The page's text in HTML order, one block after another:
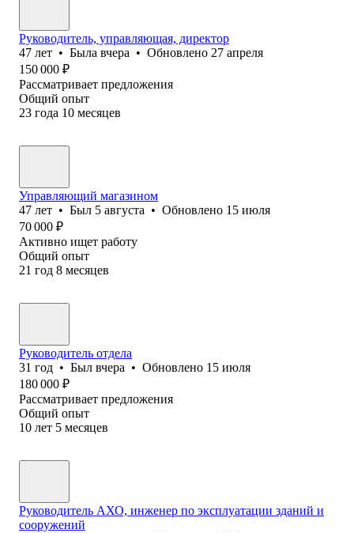
Руководитель, управляющая, директор
47 лет • Была вчера • Обновлено 27 апреля
150 000 ₽
Рассматривает предложения
Общий опыт
23 года 10 месяцев
Управляющий магазином
47 лет • Был 5 августа • Обновлено 15 июля
70 000 ₽
Активно ищет работу
Общий опыт
21 год 8 месяцев
Руководитель отдела
31 год • Был вчера • Обновлено 15 июля
180 000 ₽
Рассматривает предложения
Общий опыт
10 лет 5 месяцев
Руководитель АХО, инженер по эксплуатации зданий и
сооружений